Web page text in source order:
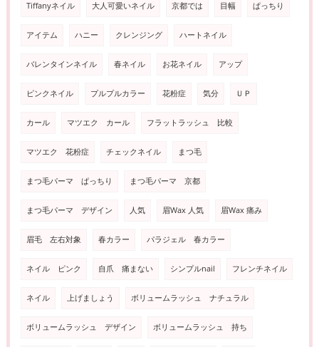
Tiffanyネイル 大人可愛いネイル 京都では 目幅 ぱっちり
アイテム ハニー クレンジング ハートネイル
バレンタインネイル 春ネイル お花ネイル アップ
ピンクネイル プルプルカラー 花粉症 気分 ＵＰ
カール マツエク カール フラットラッシュ 比較
マツエク 花粉症 チェックネイル まつ毛
まつ毛パーマ ぱっちり まつ毛パーマ 京都
まつ毛パーマ デザイン 人気 眉Wax 人気 眉Wax 痛み
眉毛 左右対象 春カラー パラジェル 春カラー
ネイル ピンク 自爪 痛まない シンプルnail フレンチネイル
ネイル 上げましょう ボリュームラッシュ ナチュラル
ボリュームラッシュ デザイン ボリュームラッシュ 持ち